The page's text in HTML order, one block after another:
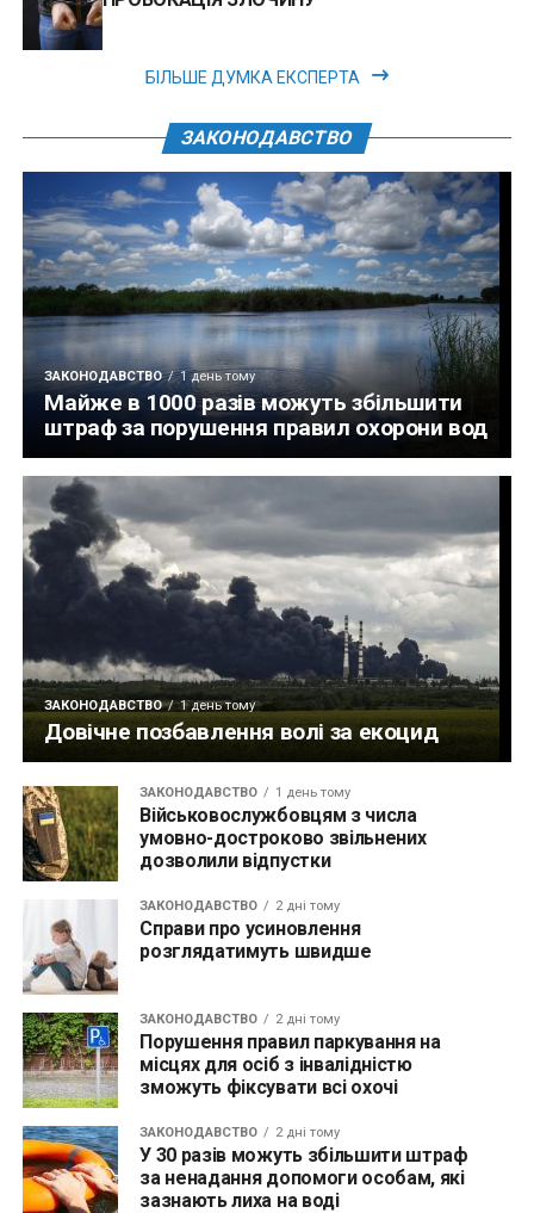
БІЛЬШЕ ДУМКА ЕКСПЕРТА
ЗАКОНОДАВСТВО
ЗАКОНОДАВСТВО 1 день тому
Майже в 1000 разів можуть збільшити
штраф за порушення правил охорони вод
ЗАКОНОДАВСТВО 1 день тому
Довічне позбавлення волі за екоцид
ЗАКОНОДАВСТВО 1 день тому
Військовослужбовцям з числа
умовно-достроково звільнених
дозволили відпустки
ЗАКОНОДАВСТВО 2 дні тому
Справи про усиновлення
розглядатимуть швидше
ЗАКОНОДАВСТВО 2 дні тому
Порушення правил паркування на
місцях для осіб з інвалідністю
зможуть фіксувати всі охочі
ЗАКОНОДАВСТВО 2 дні тому
У 30 разів можуть збільшити штраф
за ненадання допомоги особам, які
зазнають лиха на воді